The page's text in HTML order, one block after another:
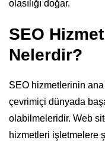
olasılığı doğar.
SEO
Nelerdir?
SEO hizmetlerinin
çevrimiçi dünyada
olabilmeleridir. Web
hizmetleri işletmelere